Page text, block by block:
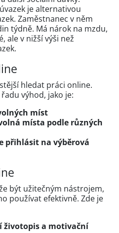
je alternativou
Zaměstnanec v něm
týdně. Má nárok na mzdu,
ale v nižší výši než
hledat práci online.
výhod, jako je:
míst
místa podle různých
přihlásit na výběrová
být užitečným nástrojem,
používat efektivně. Zde je
a motivační